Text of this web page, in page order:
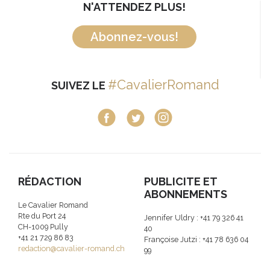
N'ATTENDEZ PLUS!
Abonnez-vous!
SUIVEZ LE #CavalierRomand
RÉDACTION
Le Cavalier Romand
Rte du Port 24
CH-1009 Pully
+41 21 729 86 83
redaction@cavalier-romand.ch
PUBLICITE ET
ABONNEMENTS
Jennifer Uldry : +41 79 326 41
40
Françoise Jutzi : +41 78 636 04
99